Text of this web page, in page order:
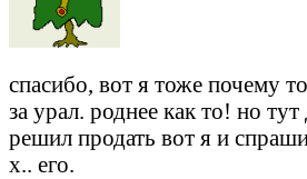
спасибо, вот я тоже почему
за урал. роднее как то! но
решил продать вот я и
х.. его.